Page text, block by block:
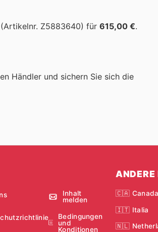
(Artikelnr. Z5883640) für 615,00 €.
Händler und sichern Sie sich die
Inhalt
melden
Bedingungen
und
Konditionen
ANDERE
🇨🇦 Canada
🇮🇹 Italia
🇳🇱